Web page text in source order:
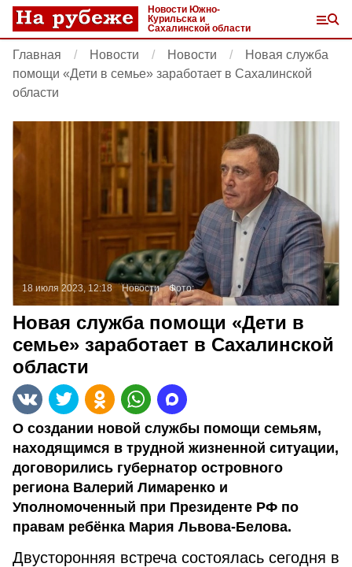
Новости Южно-
Курильска и
Сахалинской области
Главная Новости Новости
Новая служба
помощи «Дети в семье» заработает в Сахалинской
области
18 июля 2023, 12:18 Новости Фото:
Новая служба помощи «Дети в
семье» заработает в Сахалинской
области
О создании новой службы помощи семьям,
находящимся в трудной жизненной ситуации,
договорились губернатор островного
региона Валерий Лимаренко и
Уполномоченный при Президенте РФ по
правам ребёнка Мария Львова-Белова.
Двусторонняя встреча состоялась сегодня в